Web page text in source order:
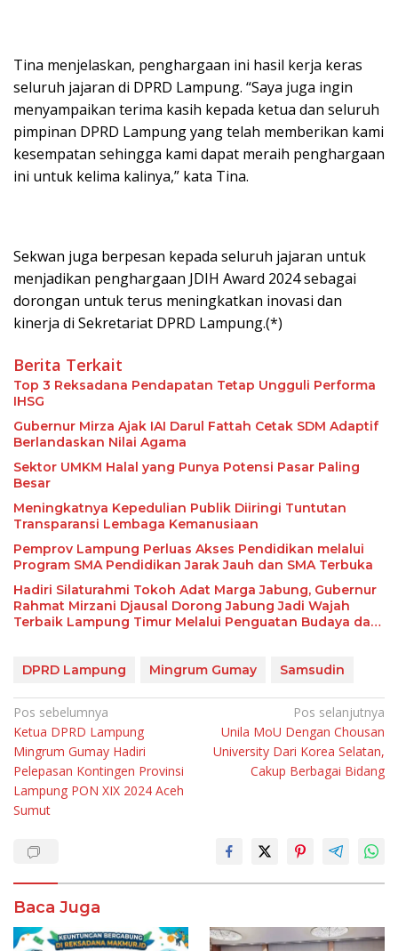
Tina menjelaskan, penghargaan ini hasil kerja keras
seluruh jajaran di DPRD Lampung. “Saya juga ingin
menyampaikan terima kasih kepada ketua dan seluruh
pimpinan DPRD Lampung yang telah memberikan kami
kesempatan sehingga kami dapat meraih penghargaan
ini untuk kelima kalinya,” kata Tina.
Sekwan juga berpesan kepada seluruh jajaran untuk
menjadikan penghargaan JDIH Award 2024 sebagai
dorongan untuk terus meningkatkan inovasi dan
kinerja di Sekretariat DPRD Lampung.(*)
Berita Terkait
Top 3 Reksadana Pendapatan Tetap Ungguli Performa
IHSG
Gubernur Mirza Ajak IAI Darul Fattah Cetak SDM Adaptif
Berlandaskan Nilai Agama
Sektor UMKM Halal yang Punya Potensi Pasar Paling
Besar
Meningkatnya Kepedulian Publik Diiringi Tuntutan
Transparansi Lembaga Kemanusiaan
Pemprov Lampung Perluas Akses Pendidikan melalui
Program SMA Pendidikan Jarak Jauh dan SMA Terbuka
Hadiri Silaturahmi Tokoh Adat Marga Jabung, Gubernur
Rahmat Mirzani Djausal Dorong Jabung Jadi Wajah
Terbaik Lampung Timur Melalui Penguatan Budaya dan
DPRD Lampung
Mingrum Gumay Samsudin
Navigasi
pos
Pos sebelumnya
Ketua DPRD Lampung
Mingrum Gumay Hadiri
Pelepasan Kontingen Provinsi
Lampung PON XIX 2024 Aceh
Sumut
Pos selanjutnya
Unila MoU Dengan Chousan
University Dari Korea Selatan,
Cakup Berbagai Bidang
Baca Juga